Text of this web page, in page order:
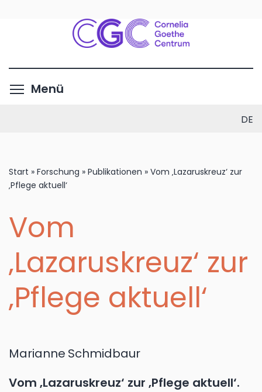
Inhalt
Menü
DE
Start » Forschung » Publikationen » Vom ‚Lazaruskreuz‘ zur
‚Pflege aktuell‘
Vom
‚Lazaruskreuz‘ zur
‚Pflege aktuell‘
Marianne Schmidbaur
Vom ‚Lazaruskreuz‘ zur ‚Pflege aktuell‘.